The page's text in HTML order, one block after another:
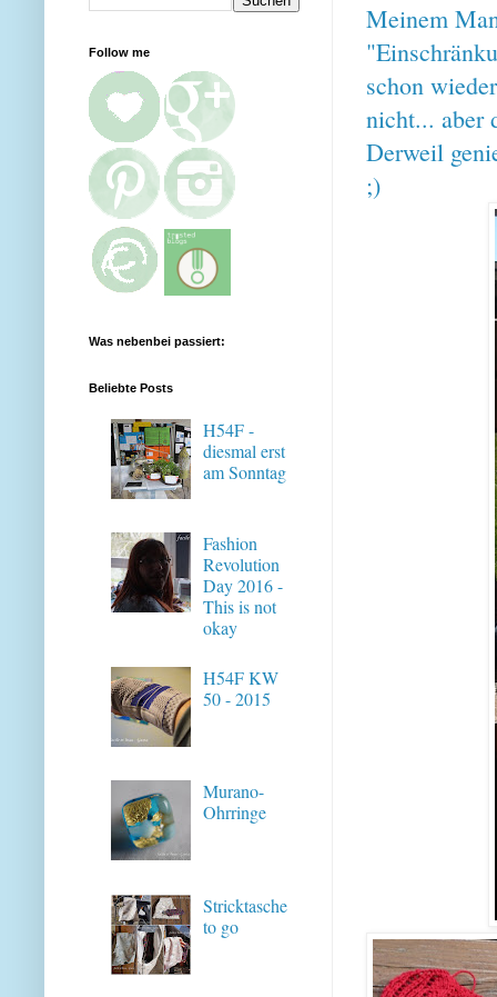
Meinem
schon
nicht... aber
Derweil
;)
Follow me
Was nebenbei passiert:
Beliebte Posts
H54F -
diesmal erst
am Sonntag
Fashion
Revolution
Day 2016 -
This is not
okay
H54F KW
50 - 2015
Murano-
Ohrringe
Stricktasche
to go